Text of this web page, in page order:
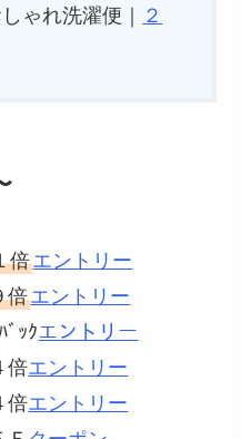
ゃれ洗濯便｜ ２
倍エントリー
倍エントリー
ﾞｯｸエントリー
倍エントリー
倍エントリー